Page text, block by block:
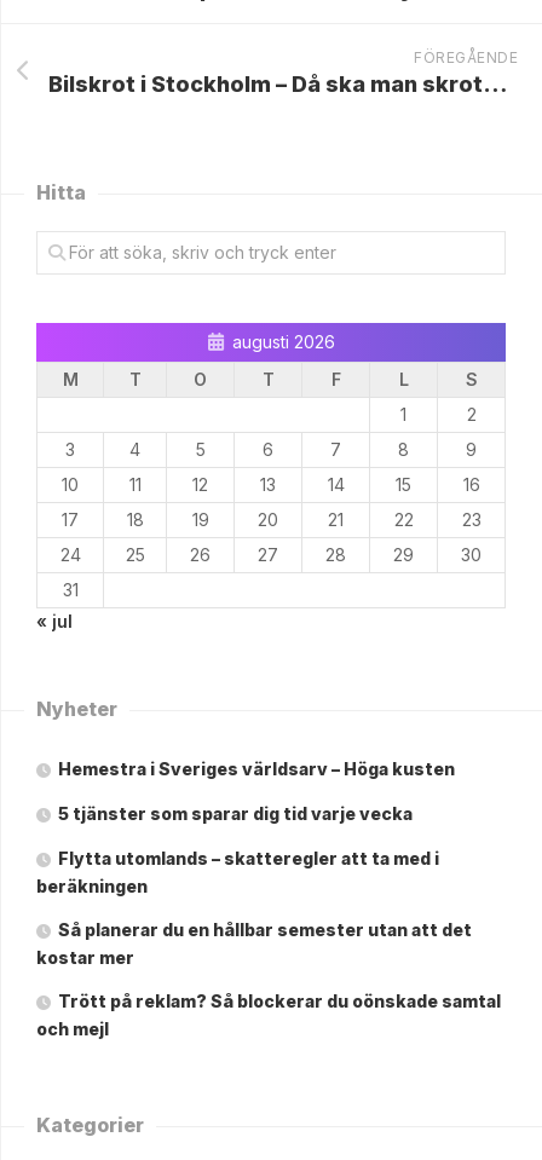
FÖREGÅENDE
Bilskrot i Stockholm – Då ska man skrota bilen
Hitta
augusti 2026
M
T O T F L
S
1
2
3
4 5 6 7 8
9
10
11 12 13 14 15
16
17
18 19 20 21 22
23
24
25 26 27 28 29
30
31
« jul
Nyheter
Hemestra i Sveriges världsarv – Höga kusten
5 tjänster som sparar dig tid varje vecka
Flytta utomlands – skatteregler att ta med i
beräkningen
Så planerar du en hållbar semester utan att det
kostar mer
Trött på reklam? Så blockerar du oönskade samtal
och mejl
Kategorier